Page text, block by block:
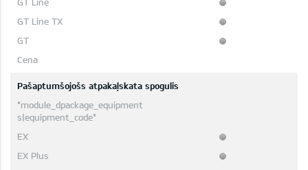
Pašaptumšojošs atpakaļskata spogulis